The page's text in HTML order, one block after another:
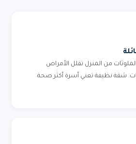
والملوثات من المنزل تقلل الأمراض
شقة نظيفة تعني أسرة أكثر صحة